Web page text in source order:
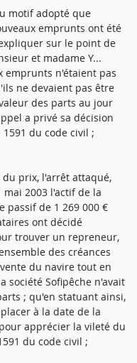
motif adopté que
emprunts ont été
sur le point de
et madame Y...
emprunts n'étaient pas
ne devaient pas être
des parts au jour
a privé sa décision
du code civil ;
du prix, l'arrêt attaqué,
2003 l'actif de la
passif de 1 269 000 €
ont décidé
trouver un repreneur,
des créances
du navire tout en
société Sofipêche n'avait
; qu'en statuant ainsi,
à la date de la
apprécier la vileté du
du code civil ;